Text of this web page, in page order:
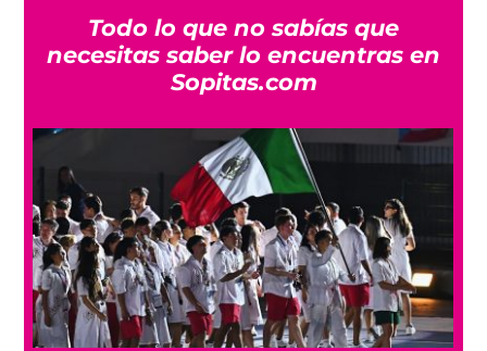
Todo lo que no sabías que
necesitas saber lo encuentras en
Sopitas.com